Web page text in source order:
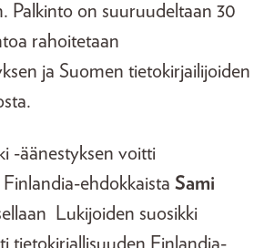
Palkinto on suuruudeltaan 30
rahoitetaan
ja Suomen tietokirjailijoiden
-äänestyksen voitti
ehdokkaista Sami
Lukijoiden suosikki
tietokirjallisuuden Finlandia-